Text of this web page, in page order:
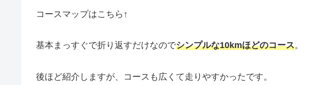
コースマップはこちら↑
基本まっすぐで折り返すだけなのでシンプルな10kmほどのコース。
後ほど紹介しますが、コースも広くて走りやすかったです。